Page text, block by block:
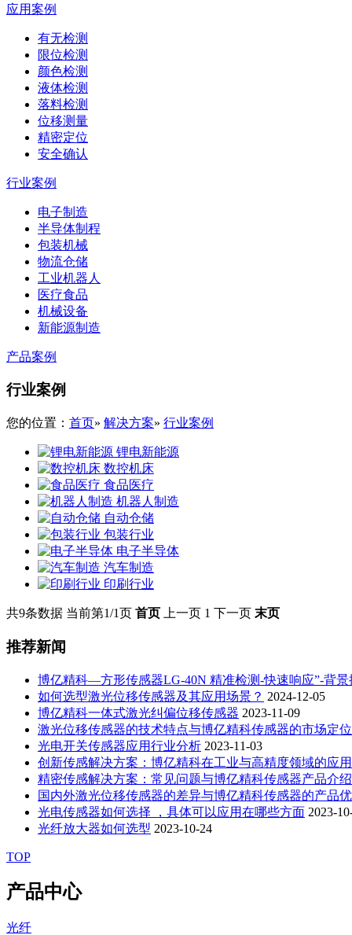
应用案例
有无检测
限位检测
颜色检测
液体检测
落料检测
位移测量
精密定位
安全确认
行业案例
电子制造
半导体制程
包装机械
物流仓储
工业机器人
医疗食品
机械设备
新能源制造
产品案例
行业案例
您的位置： 首页» 解决方案» 行业案例
锂电新能源
数控机床
食品医疗
机器人制造
自动仓储
包装行业
电子半导体
汽车制造
印刷行业
共9条数据 当前第1/1页 首页 上一页 1 下一页 末页
推荐新闻
博亿精科—方形传感器LG-40N 精准检测-快速响应”-背景
如何选型激光位移传感器及其应用场景？ 2024-12-05
博亿精科一体式激光纠偏位移传感器 2023-11-09
激光位移传感器的技术特点与博亿精科传感器的市场定
光电开关传感器应用行业分析 2023-11-03
创新传感解决方案：博亿精科在工业与高精度领域的应用
精密传感解决方案：常见问题与博亿精科传感器产品介绍
国内外激光位移传感器的差异与博亿精科传感器的产品
光电传感器如何选择 ，具体可以应用在哪些方面 2023-
光纤放大器如何选型 2023-10-24
TOP
产品中心
光纤